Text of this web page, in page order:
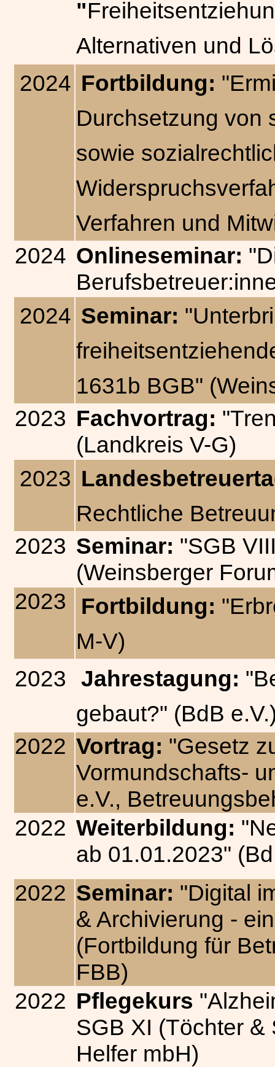
"
Alternativen und
2024 Fortbildung:
Durchsetzung von
sowie
Verfahren und
2024 Onlineseminar:
2024 Seminar:
1631b BGB"
2023 Fachvortrag:
(Landkreis V-G)
2023
Rechtliche
2023 Seminar: "SGB
(Weinsberger
2023
Fortbildung:
M-V)
2023
Jahrestagung:
gebaut?" (BdB
2022 Vortrag: "Gesetz
Vormundschafts-
e.V.,
2022 Weiterbildung:
ab 01.01.2023"
2022 Seminar: "Digital
& Archivierung -
(Fortbildung für
FBB)
2022 Pflegekurs
SGB XI (Töchter
Helfer mbH)